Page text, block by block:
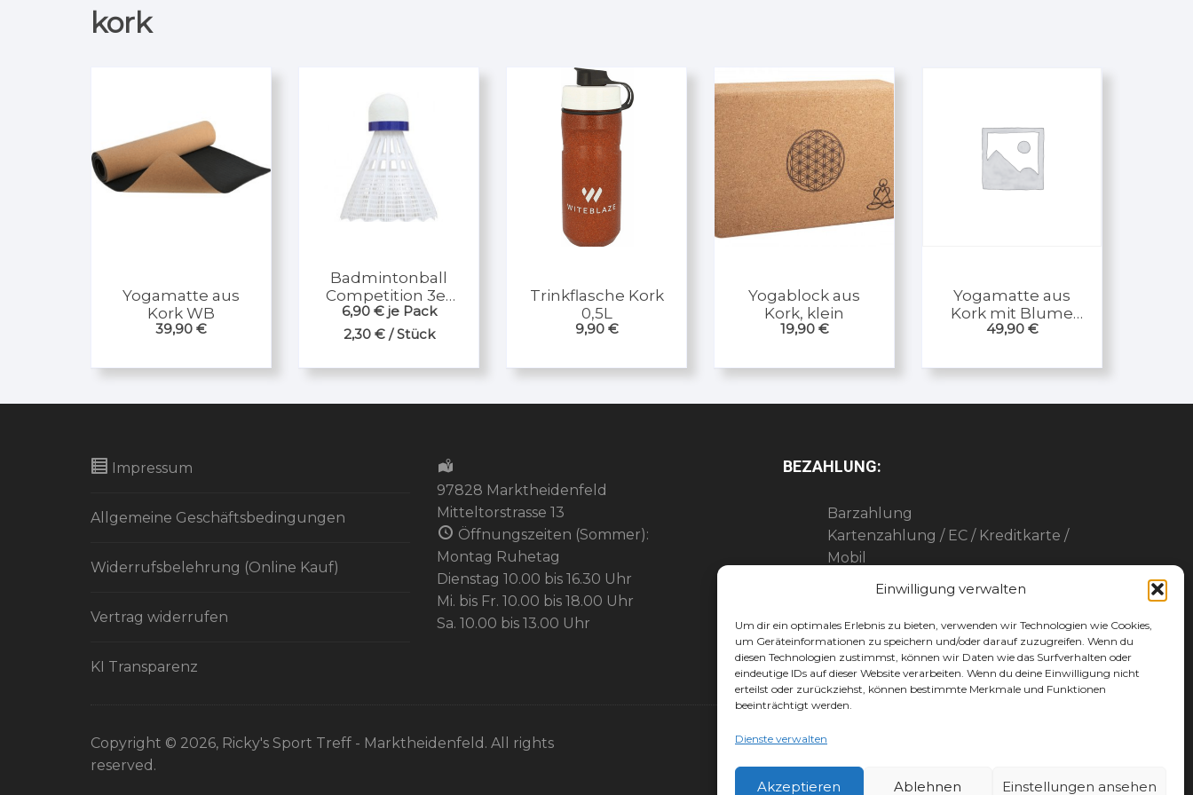
Einwilligung verwalten
Um dir ein optimales Erlebnis zu bieten, verwenden wir Technologien wie Cookies,
um Geräteinformationen zu speichern und/oder darauf zuzugreifen. Wenn du
diesen Technologien zustimmst, können wir Daten wie das Surfverhalten oder
eindeutige IDs auf dieser Website verarbeiten. Wenn du deine Einwilligung nicht
erteilst oder zurückziehst, können bestimmte Merkmale und Funktionen
beeinträchtigt werden.
Dienste verwalten
Akzeptieren Ablehnen Einstellungen ansehen
kork
Yogamatte aus
Kork WB
39,90 €
Badmintonball
Competition 3er
Dose Kork/Nylon
weiss
6,90 € je Pack
2,30 €/Stück
Trinkflasche Kork
0,5L
9,90 €
Yogablock aus
Kork, klein
19,90 €
Yogamatte aus
Kork mit Blume
des Lebens
49,90 €
Impressum
Allgemeine Geschäftsbedingungen
Widerrufsbelehrung (Online Kauf)
Vertrag widerrufen
KI Transparenz
97828 Marktheidenfeld
Mitteltorstrasse 13
Öffnungszeiten (Sommer):
Montag Ruhetag
Dienstag 10.00 bis 16.30 Uhr
Mi. bis Fr. 10.00 bis 18.00 Uhr
Sa. 10.00 bis 13.00 Uhr
BEZAHLUNG:
Barzahlung
Kartenzahlung / EC / Kreditkarte /
Mobil
Werbegemeinschaft-Gutschein
Copyright © 2026, Ricky's Sport Treff - Marktheidenfeld. All rights
reserved.